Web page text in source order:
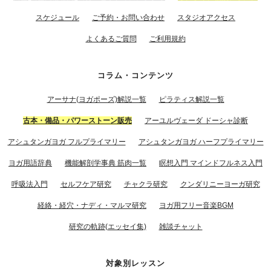
スケジュール ご予約・お問い合わせ スタジオアクセス
よくあるご質問 ご利用規約
コラム・コンテンツ
アーサナ(ヨガポーズ)解説一覧 ピラティス解説一覧
古本・備品・パワーストーン販売 アーユルヴェーダ ドーシャ診断
アシュタンガヨガ フルプライマリー アシュタンガヨガ ハーフプライマリー
ヨガ用語辞典 機能解剖学事典 筋肉一覧 瞑想入門 マインドフルネス入門
呼吸法入門 セルフケア研究 チャクラ研究 クンダリニーヨーガ研究
経絡・経穴・ナディ・マルマ研究 ヨガ用フリー音楽BGM
研究の軌跡(エッセイ集) 雑談チャット
対象別レッスン